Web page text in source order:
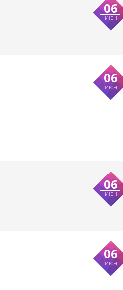
06
июн
06
июн
06
июн
06
июн